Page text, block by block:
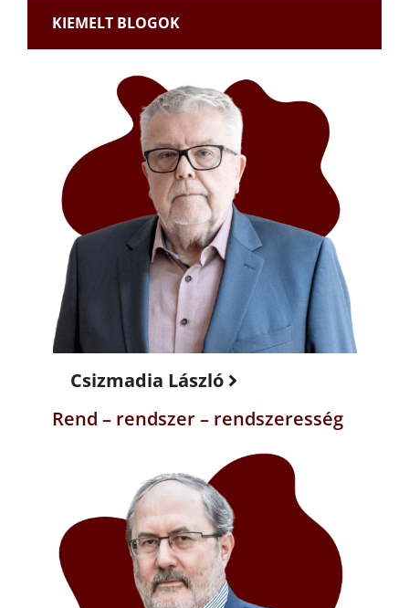
KIEMELT BLOGOK
Csizmadia László
Rend – rendszer – rendszeresség